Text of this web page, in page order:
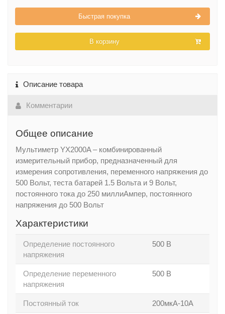
Быстрая покупка
В корзину
Описание товара
Комментарии
Общее описание
Мультиметр YX2000A – комбинированный
измерительный прибор, предназначенный для
измерения сопротивления, переменного напряжения до
500 Вольт, теста батарей 1.5 Вольта и 9 Вольт,
постоянного тока до 250 миллиАмпер, постоянного
напряжения до 500 Вольт
Характеристики
Определение постоянного
напряжения
500 В
Определение переменного
напряжения
500 В
Постоянный ток 200мкА-10А